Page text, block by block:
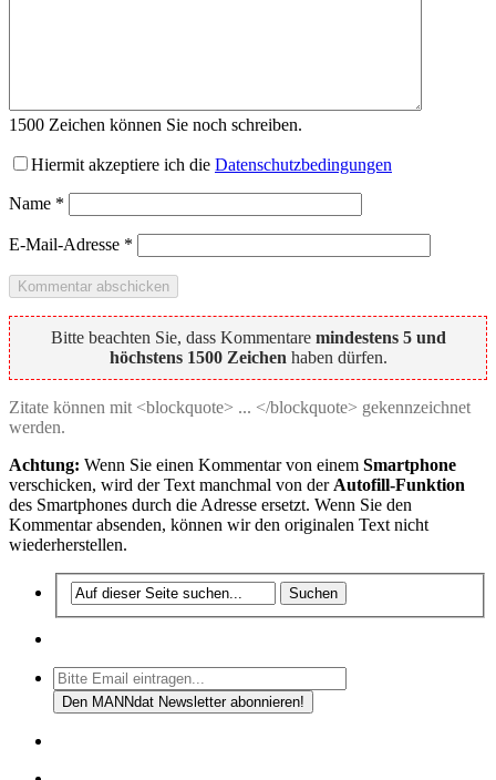
1500 Zeichen können Sie noch schreiben.
Hiermit akzeptiere ich die Datenschutzbedingungen
Name *
E-Mail-Adresse *
Bitte beachten Sie, dass Kommentare mindestens 5 und
höchstens 1500 Zeichen haben dürfen.
Zitate können mit <blockquote> ... </blockquote> gekennzeichnet
werden.
Achtung: Wenn Sie einen Kommentar von einem Smartphone
verschicken, wird der Text manchmal von der Autofill-Funktion
des Smartphones durch die Adresse ersetzt. Wenn Sie den
Kommentar absenden, können wir den originalen Text nicht
wiederherstellen.